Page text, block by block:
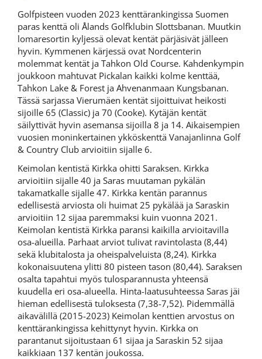
Golfpisteen vuoden 2023 kenttärankingissa Suomen
paras kenttä oli Ålands Golfklubin Slottsbanan. Muutkin
lomaresortin kyljessä olevat kentät pärjäsivät jälleen
hyvin. Kymmenen kärjessä ovat Nordcenterin
molemmat kentät ja Tahkon Old Course. Kahdenkympin
joukkoon mahtuvat Pickalan kaikki kolme kenttää,
Tahkon Lake & Forest ja Ahvenanmaan Kungsbanan.
Tässä sarjassa Vierumäen kentät sijoittuivat heikosti
sijoille 65 (Classic) ja 70 (Cooke). Kytäjän kentät
säilyttivät hyvin asemansa sijoilla 8 ja 14. Aikaisempien
vuosien moninkertainen ykköskenttä Vanajanlinna Golf
& Country Club arvioitiin sijalle 6.
Keimolan kentistä Kirkka ohitti Saraksen. Kirkka
arvioitiin sijalle 40 ja Saras muutaman pykälän
takamatkalle sijalle 47. Kirkka kentän parannus
edellisestä arviosta oli huimat 25 pykälää ja Saraskin
arvioitiin 12 sijaa paremmaksi kuin vuonna 2021.
Keimolan kentistä Kirkka paransi kaikilla arvioitavilla
osa-alueilla. Parhaat arviot tulivat ravintolasta (8,44)
sekä klubitalosta ja oheispalveluista (8,24). Kirkka
kokonaisuutena ylitti 80 pisteen tason (80,44). Saraksen
osalta tapahtui myös tulosparannusta yhteensä
kuudella eri osa-alueella. Hinta-laatusuhteessa Saras jäi
hieman edellisestä tuloksesta (7,38-7,52). Pidemmällä
aikavälillä (2015-2023) Keimolan kenttien arvostus on
kenttärankingissa kehittynyt hyvin. Kirkka on
parantanut sijoitustaan 61 sijaa ja Saraskin 52 sijaa
kaikkiaan 137 kentän joukossa.